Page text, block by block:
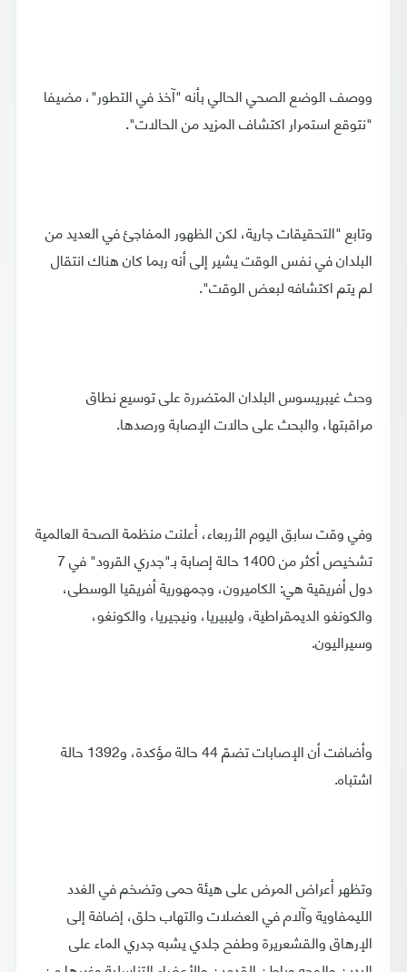
ووصف الوضع الصحي الحالي بأنه "آخذ في التطور"، مضيفا
"نتوقع استمرار اكتشاف المزيد من الحالات".
وتابع "التحقيقات جارية، لكن الظهور المفاجئ في العديد من
البلدان في نفس الوقت يشير إلى أنه ربما كان هناك انتقال
لم يتم اكتشافه لبعض الوقت".
وحث غيبريسوس البلدان المتضررة على توسيع نطاق
مراقبتها، والبحث على حالات الإصابة ورصدها.
وفي وقت سابق اليوم الأربعاء، أعلنت منظمة الصحة العالمية
تشخيص أكثر من 1400 حالة إصابة بـ"جدري القرود" في 7
دول أفريقية هي: الكاميرون، وجمهورية أفريقيا الوسطى،
والكونغو الديمقراطية، وليبيريا، ونيجيريا، والكونغو،
وسيراليون.
وأضافت أن الإصابات تضمّ 44 حالة مؤكدة، و1392 حالة
اشتباه.
وتظهر أعراض المرض على هيئة حمى وتضخم في الغدد
الليمفاوية وآلام في العضلات والتهاب حلق، إضافة إلى
الإرهاق والقشعريرة وطفح جلدي يشبه جدري الماء على